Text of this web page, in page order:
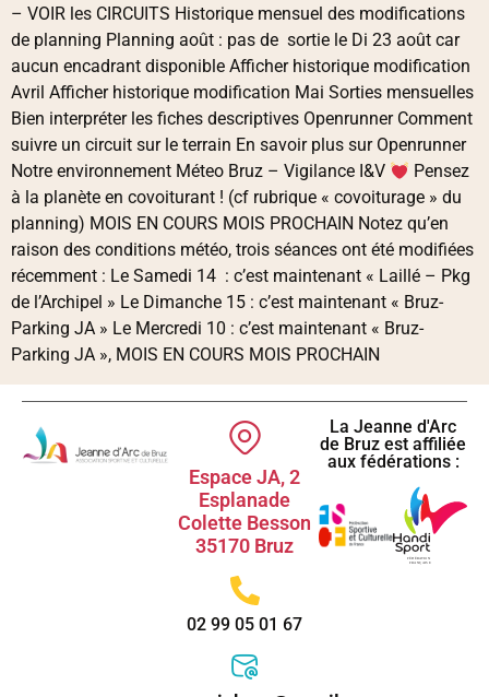
– VOIR les CIRCUITS Historique mensuel des modifications
de planning Planning août : pas de sortie le Di 23 août car
aucun encadrant disponible Afficher historique modification
Avril Afficher historique modification Mai Sorties mensuelles
Bien interpréter les fiches descriptives Openrunner Comment
suivre un circuit sur le terrain En savoir plus sur Openrunner
Notre environnement Méteo Bruz – Vigilance I&V
Pensez
à la planète en covoiturant ! (cf rubrique « covoiturage » du
planning) MOIS EN COURS MOIS PROCHAIN Notez qu’en
raison des conditions météo, trois séances ont été modifiées
récemment : Le Samedi 14 : c’est maintenant « Laillé – Pkg
de l’Archipel » Le Dimanche 15 : c’est maintenant « Bruz-
Parking JA » Le Mercredi 10 : c’est maintenant « Bruz-
Parking JA », MOIS EN COURS MOIS PROCHAIN
Espace JA, 2
Esplanade
Colette Besson
35170 Bruz
02 99 05 01 67
La Jeanne d'Arc
de Bruz est affiliée
aux fédérations :